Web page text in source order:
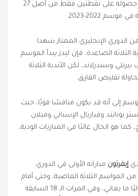
للأمام، والدليل على ذلك حصوله على نقطتين فقط من أصل 27
2022-2023.
الدوري الإنجليزي الممتاز شهدا
الثلاثة الصاعدة، فإن ليدز يبدأ الموسم
وسندرلاند، لكن الأندية الثلاثة
تقليص الفارق.
إلى أنه قد يكون منافسًا قويًا، حيث
يونايتد وفياريال الإسباني وميلان
كما هو الحال غالبًا في المباريات الودية،
إيفرتون مباراته الأولى في الدوري
المواسم الثلاثة الماضية، وحتى أمام
الأندية الصاعدة حديثًا، غالبًا ما يعاني، وفي المرات الـ 18 السابقة